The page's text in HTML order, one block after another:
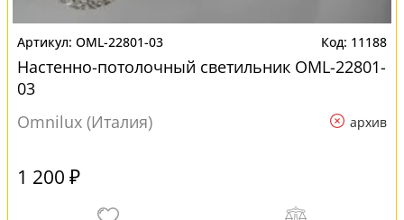
OML-22801-03 11188
Настенно-потолочный светильник OML-22801-
03
Omnilux (Италия)
архив
1 200 ₽